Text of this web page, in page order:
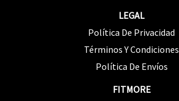
LEGAL
Política De Privacidad
Términos Y Condiciones
Política De Envíos
FITMORE